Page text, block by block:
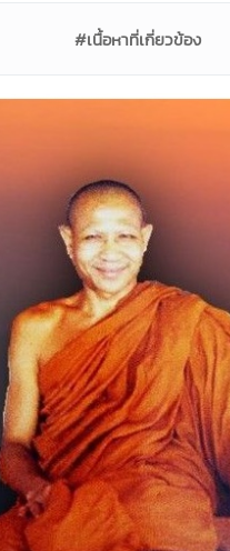
#เนื้อหาที่เกี่ยวข้อง